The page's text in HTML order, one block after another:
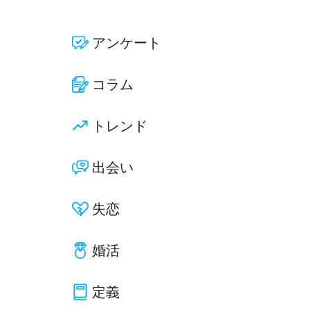
アンケート
コラム
トレンド
出会い
失恋
婚活
定義